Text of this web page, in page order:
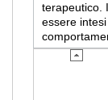
terapeutico.
essere